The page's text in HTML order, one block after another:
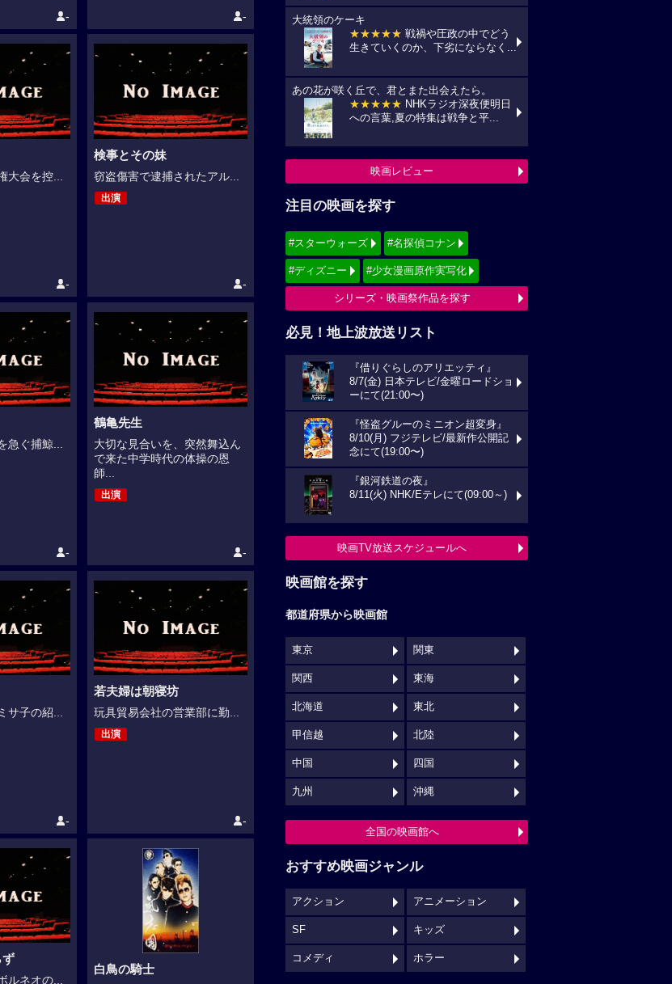
- -
大会を控...
-
検事とその妹
窃盗傷害で逮捕されたアル...
出演
-
急ぐ捕鯨...
-
鶴亀先生
大切な見合いを、突然舞込ん
で来た中学時代の体操の恩
師...
出演
-
サ子の紹...
-
若夫婦は朝寝坊
玩具貿易会社の営業部に勤...
出演
-
ず
ルネオの...
白鳥の騎士
大統領のケーキ
★★★★★ 戦禍や圧政の中でどう
生きていくのか、下劣にならなく...
あの花が咲く丘で、君とまた出会えたら。
★★★★★ NHKラジオ深夜便明日
への言葉,夏の特集は戦争と平...
映画レビュー
注目の映画を探す
#スターウォーズ #名探偵コナン
#ディズニー #少女漫画原作実写化
シリーズ・映画祭作品を探す
必見！地上波放送リスト
『借りぐらしのアリエッティ』
8/7(金) 日本テレビ/金曜ロードショ
ーにて(21:00〜)
『怪盗グルーのミニオン超変身』
8/10(月) フジテレビ/最新作公開記
念にて(19:00〜)
『銀河鉄道の夜』
8/11(火) NHK/Eテレにて(09:00～)
映画TV放送スケジュールへ
映画館を探す
都道府県から映画館
東京 関東
関西 東海
北海道 東北
甲信越 北陸
中国 四国
九州 沖縄
全国の映画館へ
おすすめ映画ジャンル
アクション アニメーション
SF キッズ
コメディ ホラー